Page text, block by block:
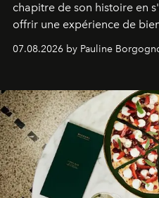
chapitre de son histoire en
offrir une expérience de
expertise se rencontrent.
07.08.2026 by Pauline